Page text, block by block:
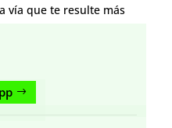
vía que te resulte más